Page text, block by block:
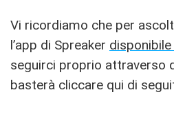
Vi ricordiamo che per
l’app di Spreaker
seguirci proprio attraverso
basterà cliccare qui di